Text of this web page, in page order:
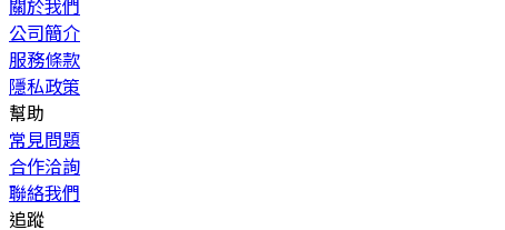
關於我們
公司簡介
服務條款
隱私政策
幫助
常見問題
合作洽詢
聯絡我們
追蹤